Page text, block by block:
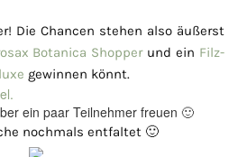
Die Chancen stehen also äußerst
Botanica Shopperund ein Filz-
gewinnen könnt.
ein paar Teilnehmer freuen 🙂
nochmals entfaltet 🙂